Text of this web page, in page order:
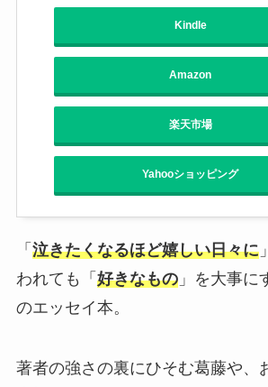
Kindle
Amazon
楽天市場
Yahooショッピング
「 泣きたくなるほど嬉しい日々に
われても「 好きなもの」を大事に
のエッセイ本。
著者の強さの裏にひそむ葛藤や、